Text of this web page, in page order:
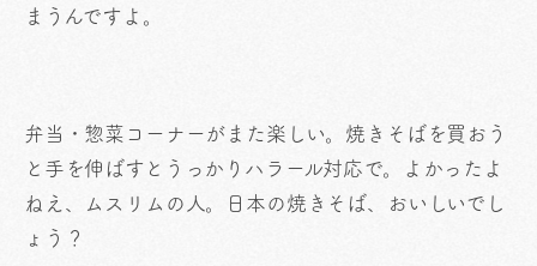
まうんですよ。
弁当・惣菜コーナーがまた楽しい。焼きそばを買おう
と手を伸ばすとうっかりハラール対応で。よかったよ
ねえ、ムスリムの人。日本の焼きそば、おいしいでし
ょう？